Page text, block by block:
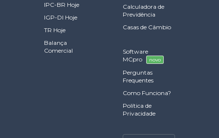
IPC-BR Hoje
IGP-DI Hoje
TR Hoje
Balança
Comercial
Calculadora de
Previdência
Casas de Câmbio
Software
MCpro
novo
Perguntas
Frequentes
Como Funciona?
Política de
Privacidade